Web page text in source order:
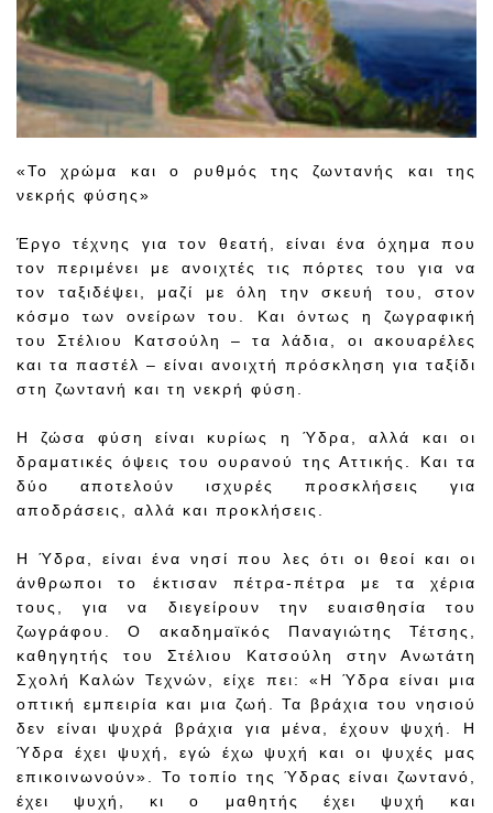
«Το χρώμα και ο ρυθμός της ζωντανής και της
νεκρής φύσης»
Έργο τέχνης για τον θεατή, είναι ένα όχημα που
τον περιμένει με ανοιχτές τις πόρτες του για να
τον ταξιδέψει, μαζί με όλη την σκευή του, στον
κόσμο των ονείρων του. Και όντως η ζωγραφική
του Στέλιου Κατσούλη – τα λάδια, οι ακουαρέλες
και τα παστέλ – είναι ανοιχτή πρόσκληση για ταξίδι
στη ζωντανή και τη νεκρή φύση.
Η ζώσα φύση είναι κυρίως η Ύδρα, αλλά και οι
δραματικές όψεις του ουρανού της Αττικής. Και τα
δύο αποτελούν ισχυρές προσκλήσεις για
αποδράσεις, αλλά και προκλήσεις.
Η Ύδρα, είναι ένα νησί που λες ότι οι θεοί και οι
άνθρωποι το έκτισαν πέτρα-πέτρα με τα χέρια
τους, για να διεγείρουν την ευαισθησία του
ζωγράφου. Ο ακαδημαϊκός Παναγιώτης Τέτσης,
καθηγητής του Στέλιου Κατσούλη στην Ανωτάτη
Σχολή Καλών Τεχνών, είχε πει: «Η Ύδρα είναι μια
οπτική εμπειρία και μια ζωή. Τα βράχια του νησιού
δεν είναι ψυχρά βράχια για μένα, έχουν ψυχή. Η
Ύδρα έχει ψυχή, εγώ έχω ψυχή και οι ψυχές μας
επικοινωνούν». Το τοπίο της Ύδρας είναι ζωντανό,
έχει ψυχή, κι ο μαθητής έχει ψυχή και